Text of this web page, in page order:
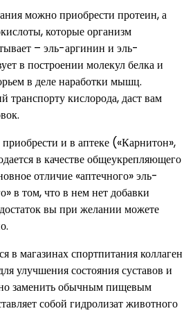
можно приобрести протеин, а
которые организм
– эль-аргинин и эль-
в построении молекул белка и
в деле наработки мышц.
кислорода, даст вам
и в аптеке («Карнитон»,
в качестве общеукрепляющего
отличие «аптечного» эль-
в том, что в нем нет добавки
вы при желании можете
в магазинах спортпитания коллаген
улучшения состояния суставов и
заменить обычным пищевым
собой гидролизат животного